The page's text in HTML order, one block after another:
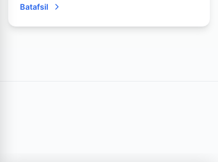
Batafsil